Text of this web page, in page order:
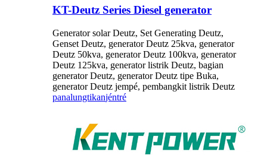
KT-Deutz Series Diesel generator
Generator solar Deutz, Set Generating Deutz,
Genset Deutz, generator Deutz 25kva, generator
Deutz 50kva, generator Deutz 100kva, generator
Deutz 125kva, generator listrik Deutz, bagian
generator Deutz, generator Deutz tipe Buka,
generator Deutz jempé, pembangkit listrik Deutz
panalungtikanjéntré